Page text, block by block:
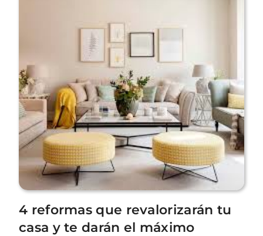
4 reformas que revalorizarán tu
casa y te darán el máximo